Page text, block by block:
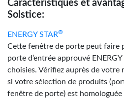
Caractéristiques et
Solstice:
ENERGY STAR®
Cette fenêtre de porte peut faire
porte d’entrée approuvé
choisies. Vérifiez auprès de
si votre sélection de produits
fenêtre de porte) est homologuée